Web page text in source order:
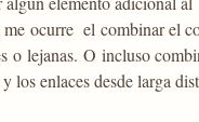
me ocurre el combinar el
o lejanas. O incluso
enlaces desde larga